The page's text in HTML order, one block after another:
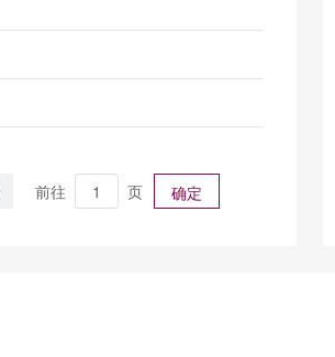
前往 页 确定